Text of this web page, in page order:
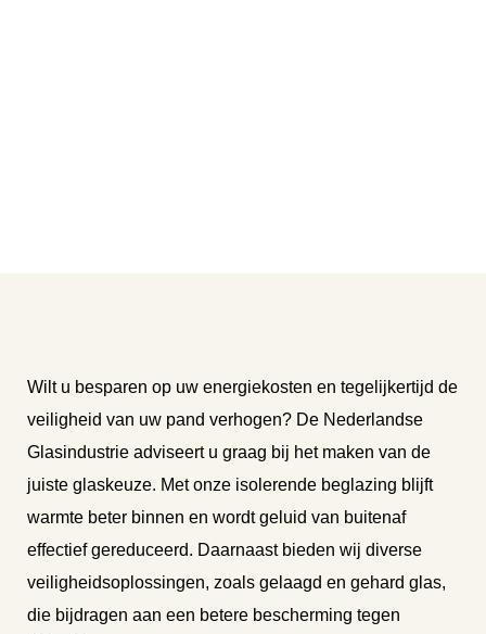
Wilt u besparen op uw energiekosten en tegelijkertijd de
veiligheid van uw pand verhogen? De Nederlandse
Glasindustrie adviseert u graag bij het maken van de
juiste glaskeuze. Met onze isolerende beglazing blijft
warmte beter binnen en wordt geluid van buitenaf
effectief gereduceerd. Daarnaast bieden wij diverse
veiligheidsoplossingen, zoals gelaagd en gehard glas,
die bijdragen aan een betere bescherming tegen